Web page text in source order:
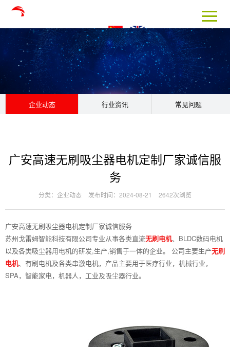
企业动态 行业资讯 常见问题
广安高速无刷吸尘器电机定制厂家诚信服
务
分类：企业动态 发布时间：2024-08-21 2642次浏览
广安高速无刷吸尘器电机定制厂家诚信服务
苏州戈雷姆智能科技有限公司专业从事各类直流无刷电机、BLDC数码电机
以及各类吸尘器用电机的研发,生产,销售于一体的企业。 公司主要生产无刷
电机、有刷电机及各类串激电机，产品主要用于医疗行业，机械行业，
SPA，智能家电，机器人，工业及吸尘器行业。